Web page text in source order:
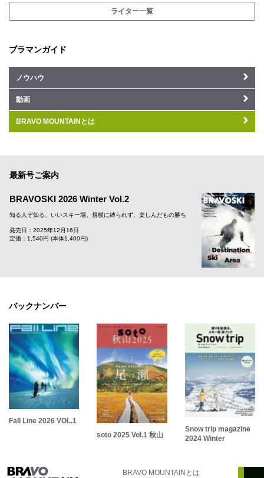
ライター一覧
ブラマンガイド
ノウハウ
動画
BRAVO MOUNTAINとは
最新号ご案内
BRAVOSKI 2026 Winter Vol.2
知る人ぞ知る、いいスキー場。規模に縛られず、楽しんだもの勝ち
発売日：2025年12月16日
定価：1,540円 (本体1,400円)
バックナンバー
Fall Line 2026 VOL.1
soto 2025 Vol.1 秋山
Snow trip magazine
2024 Winter
BRAVO MOUNTAINとは